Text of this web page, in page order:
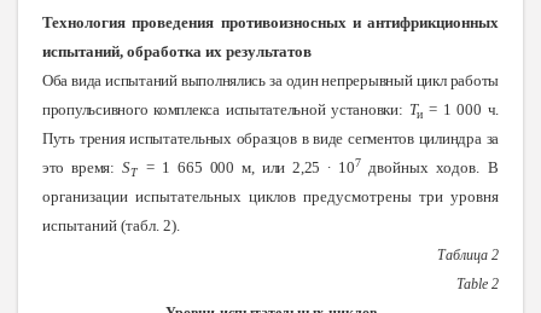
Технология проведения противоизносных и антифрикционных
испытаний, обработка их результатов
Оба вида испытаний выполнялись за один непрерывный цикл работы
пропульсивного комплекса испытательной установки: Ти = 1 000 ч.
Путь трения испытательных образцов в виде сегментов цилиндра за
это время:ST = 1 665 000 м, или 2,25 ∙ 107 двойных ходов. В
организации испытательных циклов предусмотрены три уровня
испытаний (табл. 2).
Таблица 2
Table 2